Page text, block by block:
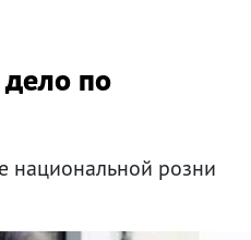
по
национальной розни